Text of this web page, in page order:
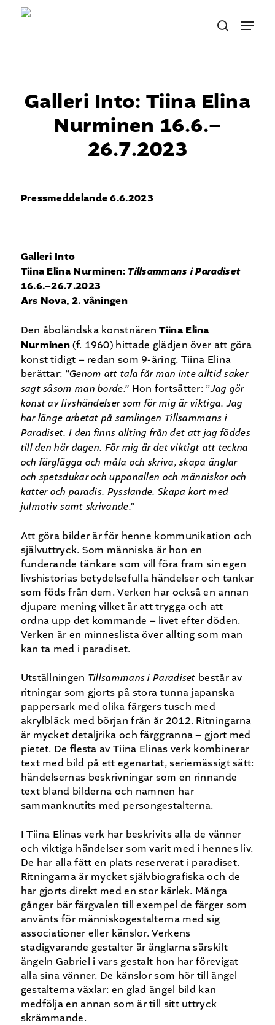
Skip
search
Menu
Galleri Into: Tiina Elina
Nurminen 16.6.–
26.7.2023
Pressmeddelande 6.6.2023
Galleri Into
Tiina Elina Nurminen: Tillsammans i Paradiset
16.6.–26.7.2023
Ars Nova, 2. våningen
Den åboländska konstnärenTiina Elina
Nurminen(f. 1960) hittade glädjen över att göra
konst tidigt – redan som 9-åring. Tiina Elina
berättar: ”Genom att tala får man inte alltid saker
sagt såsom man borde.” Hon fortsätter: ”Jag gör
konst av livshändelser som för mig är viktiga. Jag
har länge arbetat på samlingen Tillsammans i
Paradiset. I den finns allting från det att jag föddes
till den här dagen. För mig är det viktigt att teckna
och färglägga och måla och skriva, skapa änglar
och spetsdukar och upponallen och människor och
katter och paradis. Pysslande. Skapa kort med
julmotiv samt skrivande.”
Att göra bilder är för henne kommunikation och
självuttryck. Som människa är hon en
funderande tänkare som vill föra fram sin egen
livshistorias betydelsefulla händelser och tankar
som föds från dem. Verken har också en annan
djupare mening vilket är att trygga och att
ordna upp det kommande – livet efter döden.
Verken är en minneslista över allting som man
kan ta med i paradiset.
Utställningen Tillsammans i Paradiset består av
ritningar som gjorts på stora tunna japanska
pappersark med olika färgers tusch med
akrylbläck med början från år 2012. Ritningarna
är mycket detaljrika och färggranna – gjort med
pietet. De flesta av Tiina Elinas verk kombinerar
text med bild på ett egenartat, seriemässigt sätt:
händelsernas beskrivningar som en rinnande
text bland bilderna och namnen har
sammanknutits med persongestalterna.
I Tiina Elinas verk har beskrivits alla de vänner
och viktiga händelser som varit med i hennes liv.
De har alla fått en plats reserverat i paradiset.
Ritningarna är mycket självbiografiska och de
har gjorts direkt med en stor kärlek. Många
gånger bär färgvalen till exempel de färger som
använts för människogestalterna med sig
associationer eller känslor. Verkens
stadigvarande gestalter är änglarna särskilt
ängeln Gabriel i vars gestalt hon har förevigat
alla sina vänner. De känslor som hör till ängel
gestalterna växlar: en glad ängel bild kan
medfölja en annan som är till sitt uttryck
skrämmande.